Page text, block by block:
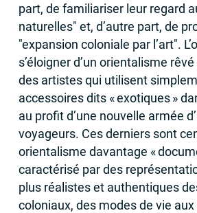
part, de familiariser leur regard
naturelles" et, d’autre part, de
"expansion coloniale par l’art".
s’éloigner d’un orientalisme
des artistes qui utilisent
accessoires dits «exotiques »
au profit d’une nouvelle armée
voyageurs. Ces derniers sont
orientalisme davantage «
caractérisé par des
plus réalistes et authentiques
coloniaux, des modes de vie